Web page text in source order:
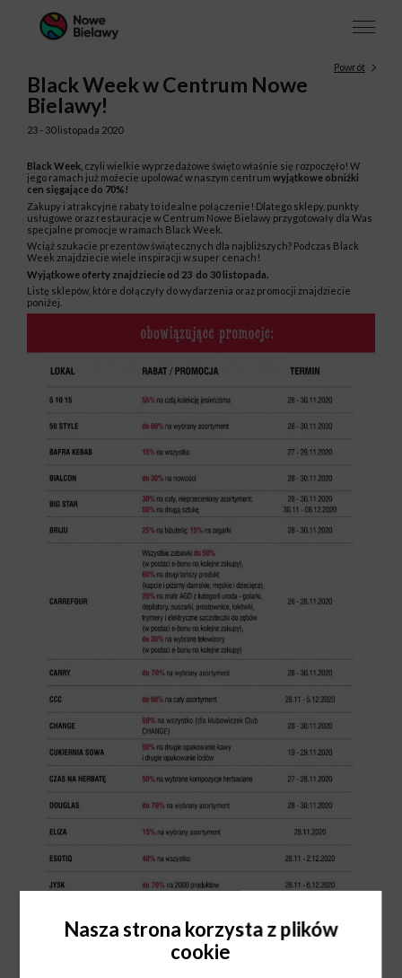
Powrót
Black Week w Centrum Nowe
Bielawy!
23 - 30 listopada 2020
Black Week, czyli wielkie wyprzedażowe święto właśnie się rozpoczęło! W
jego ramach już możecie upolować w naszym centrum wyjątkowe obniżki
cen sięgające do 70%!
Zakupy i atrakcyjne rabaty to idealne połączenie! Dlatego sklepy, punkty
usługowe oraz restauracje w Centrum Nowe Bielawy przygotowały dla Was
specjalne promocje w ramach Black Week.
Wciąż szukacie prezentów świątecznych dla najbliższych? Podczas Black
Week znajdziecie wiele inspiracji w super cenach!
Wyjątkowe oferty znajdziecie od 23 do 30 listopada.
Listę sklepów, które dołączyły do wydarzenia oraz promocji znajdziecie
poniżej.
Nasza strona korzysta z plików
cookie